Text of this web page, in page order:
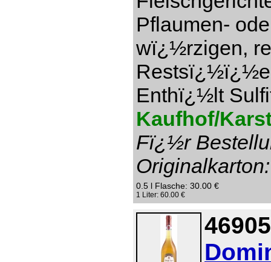
Pflaumen-
wï¿½rzigen,
Restsï¿½ï¿½e
Enthï¿½lt
Kaufhof/
Fï¿½r
Originalkarton:
0.5 l Flasche: 30.00 €
1 Liter: 60.00 €